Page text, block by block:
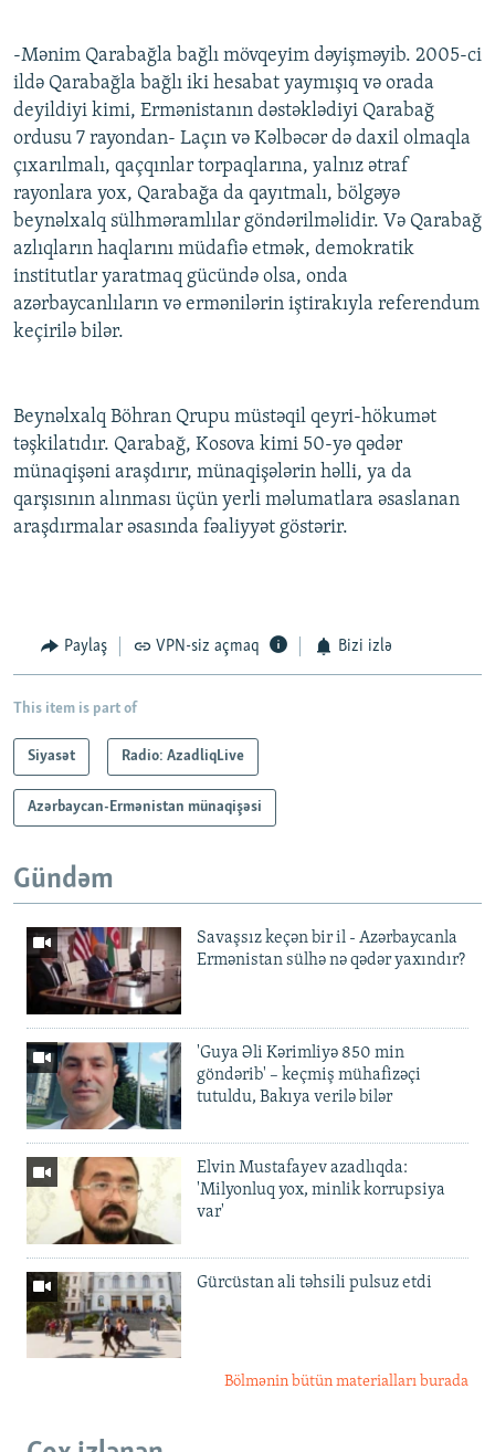
-Mənim Qarabağla bağlı mövqeyim dəyişməyib. 2005-ci
ildə Qarabağla bağlı iki hesabat yaymışıq və orada
deyildiyi kimi, Ermənistanın dəstəklədiyi Qarabağ
ordusu 7 rayondan- Laçın və Kəlbəcər də daxil olmaqla
çıxarılmalı, qaçqınlar torpaqlarına, yalnız ətraf
rayonlara yox, Qarabağa da qayıtmalı, bölgəyə
beynəlxalq sülhməramlılar göndərilməlidir. Və Qarabağ
azlıqların haqlarını müdafiə etmək, demokratik
institutlar yaratmaq gücündə olsa, onda
azərbaycanlıların və ermənilərin iştirakıyla referendum
keçirilə bilər.
Beynəlxalq Böhran Qrupu müstəqil qeyri-hökumət
təşkilatıdır. Qarabağ, Kosova kimi 50-yə qədər
münaqişəni araşdırır, münaqişələrin həlli, ya da
qarşısının alınması üçün yerli məlumatlara əsaslanan
araşdırmalar əsasında fəaliyyət göstərir.
Paylaş VPN-siz açmaq Bizi izlə
This item is part of
Siyasət Radio: AzadliqLive
Azərbaycan-Ermənistan münaqişəsi
Gündəm
Savaşsız keçən bir il - Azərbaycanla
Ermənistan sülhə nə qədər yaxındır?
'Guya Əli Kərimliyə 850 min
göndərib' – keçmiş mühafizəçi
tutuldu, Bakıya verilə bilər
Elvin Mustafayev azadlıqda:
'Milyonluq yox, minlik korrupsiya
var'
Gürcüstan ali təhsili pulsuz etdi
Bölmənin bütün materialları burada